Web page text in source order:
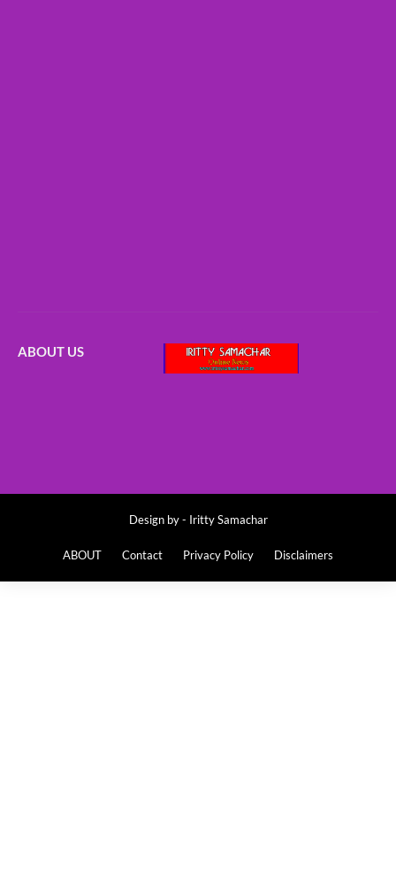
ABOUT US
Design by - Iritty Samachar
ABOUT Contact Privacy Policy Disclaimers